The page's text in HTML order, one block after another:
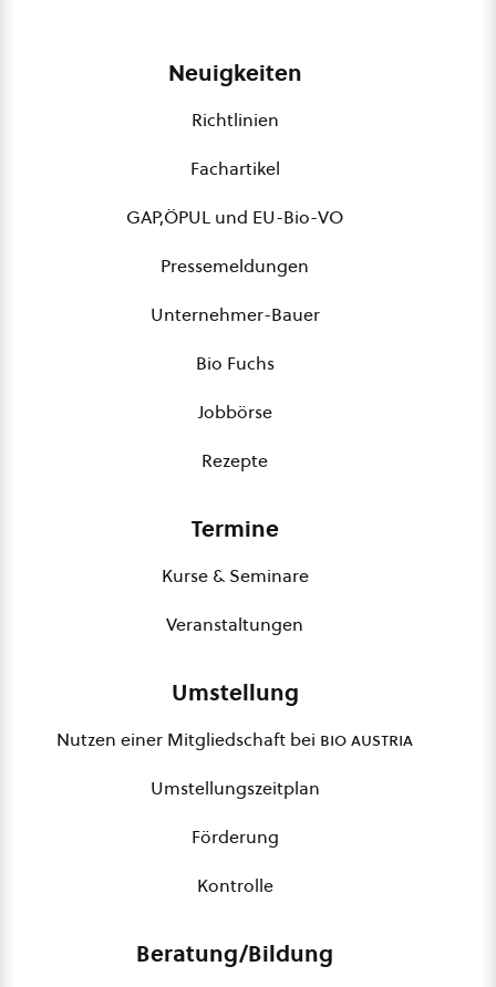
Neuigkeiten
Richtlinien
Fachartikel
GAP,ÖPUL und EU-Bio-VO
Pressemeldungen
Unternehmer-Bauer
Bio Fuchs
Jobbörse
Rezepte
Termine
Kurse & Seminare
Veranstaltungen
Umstellung
Nutzen einer Mitgliedschaft bei bio austria
Umstellungszeitplan
Förderung
Kontrolle
Beratung/Bildung